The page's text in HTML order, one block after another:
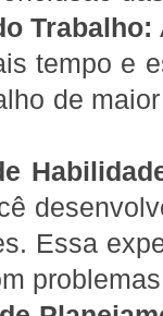
Trabalho:
tempo e
de
Essa